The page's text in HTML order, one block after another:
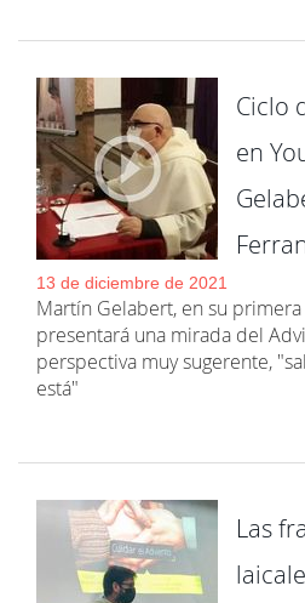
Ciclo
en
13 de diciembre de 2021
Martín Gelabert, en su
presentará una mirada del
perspectiva muy sugerente,
está"
Las